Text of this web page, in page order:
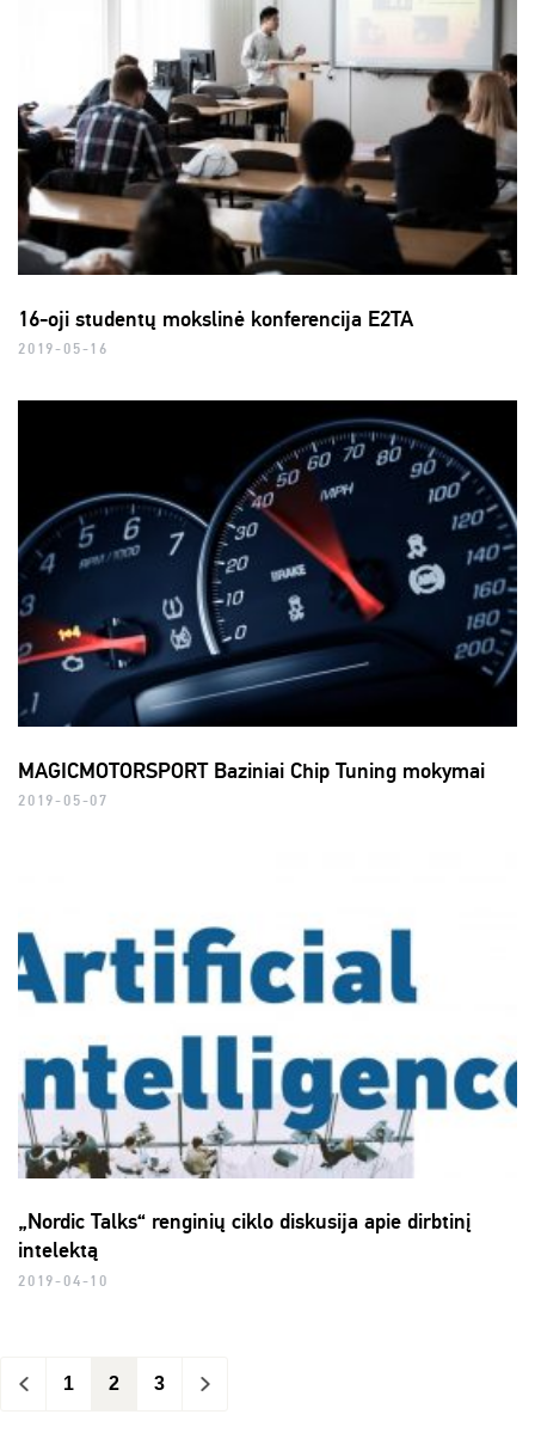
16-oji studentų mokslinė konferencija E2TA
2019-05-16
MAGICMOTORSPORT Baziniai Chip Tuning mokymai
2019-05-07
„Nordic Talks“ renginių ciklo diskusija apie dirbtinį
intelektą
2019-04-10
< 1 2 3 >